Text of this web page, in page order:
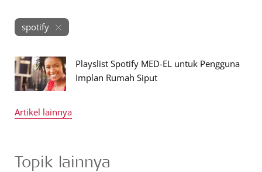
spotify
Playslist Spotify MED-EL untuk Pengguna
Implan Rumah Siput
Artikel lainnya
Topik lainnya